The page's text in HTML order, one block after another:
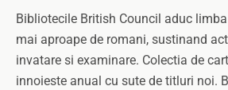
Bibliotecile British Council aduc
mai aproape de romani, sustinand
invatare si examinare. Colectia de
innoieste anual cu sute de titluri noi.